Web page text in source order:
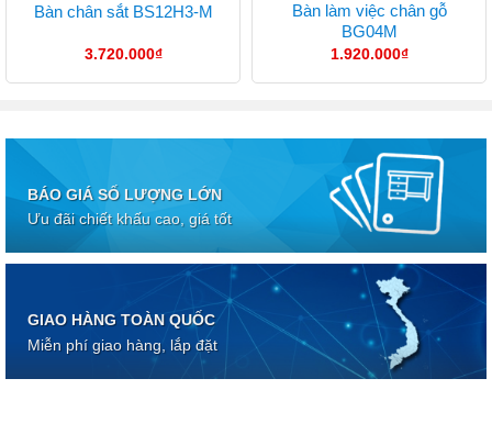
Bàn chân sắt BS12H3-M
3.720.000₫
Bàn làm việc chân gỗ
BG04M
1.920.000₫
BÁO GIÁ SỐ LƯỢNG LỚN
Ưu đãi chiết khấu cao, giá tốt
GIAO HÀNG TOÀN QUỐC
Miễn phí giao hàng, lắp đặt